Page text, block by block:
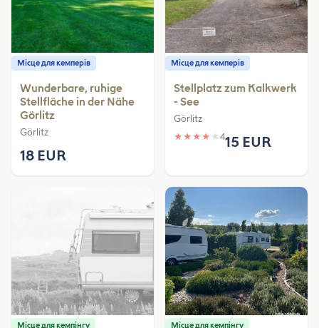
Місце для кемперів
Wunderbare, ruhige
Stellfläche in der Nähe
Görlitz
Görlitz
18 EUR
Місце для кемперів
Stellplatz zum Kalkwerk
- See
Görlitz
★ ★ ★ ★ ★ 415 EUR
Місце для кемпінгу Місце для кемпінгу